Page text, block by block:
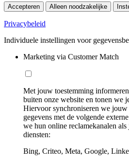
Accepteren Alleen noodzakelijke
Privacybeleid
Individuele instellingen voor
Marketing via Customer Match
Met jouw toestemming
buiten onze website en tonen we
Hiervoor synchroniseren we jouw
gegevens met de volgende
we hun online reclamekanalen
diensten:
Bing, Criteo, Meta, Google,